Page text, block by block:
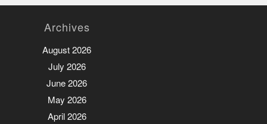
Archives
August 2026
July 2026
June 2026
May 2026
April 2026